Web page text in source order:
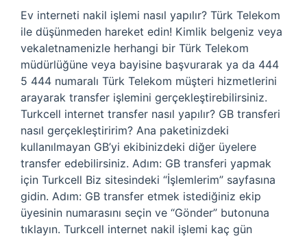
Ev interneti nakil işlemi nasıl yapılır? Türk Telekom
ile düşünmeden hareket edin! Kimlik belgeniz veya
vekaletnamenizle herhangi bir Türk Telekom
müdürlüğüne veya bayisine başvurarak ya da 444
5 444 numaralı Türk Telekom müşteri hizmetlerini
arayarak transfer işlemini gerçekleştirebilirsiniz.
Turkcell internet transfer nasıl yapılır? GB transferi
nasıl gerçekleştiririm? Ana paketinizdeki
kullanılmayan GB’yi ekibinizdeki diğer üyelere
transfer edebilirsiniz. Adım: GB transferi yapmak
için Turkcell Biz sitesindeki “İşlemlerim” sayfasına
gidin. Adım: GB transfer etmek istediğiniz ekip
üyesinin numarasını seçin ve “Gönder” butonuna
tıklayın. Turkcell internet nakil işlemi kaç gün